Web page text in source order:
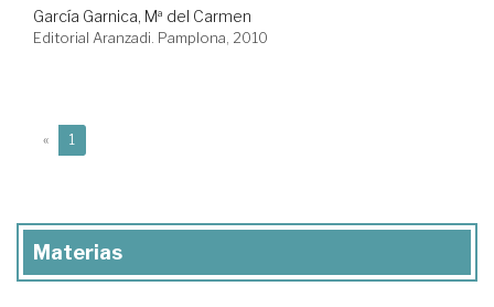
García Garnica, Mª del Carmen
Editorial Aranzadi. Pamplona, 2010
« 1
Materias